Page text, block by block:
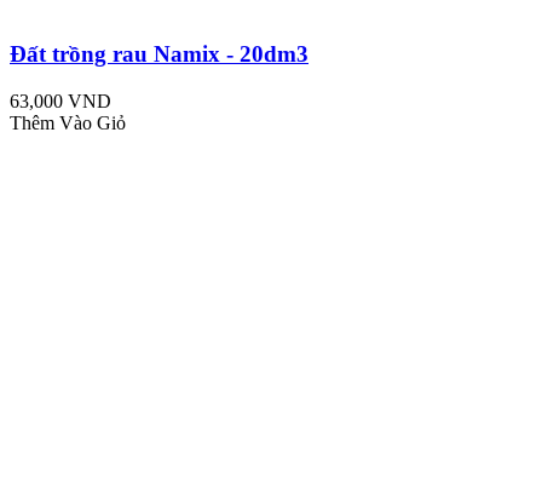
Đất trồng rau Namix - 20dm3
63,000 VND
Thêm Vào Giỏ